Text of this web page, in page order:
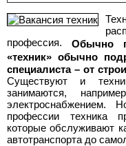
Добавить
Работодателям
Добавить
вакансию
профессия. Обычно
«техник» обычно
специалиста – от
Существуют и
занимаются,
электроснабжением.
профессии техника
которые обслуживают
автотранспорта до